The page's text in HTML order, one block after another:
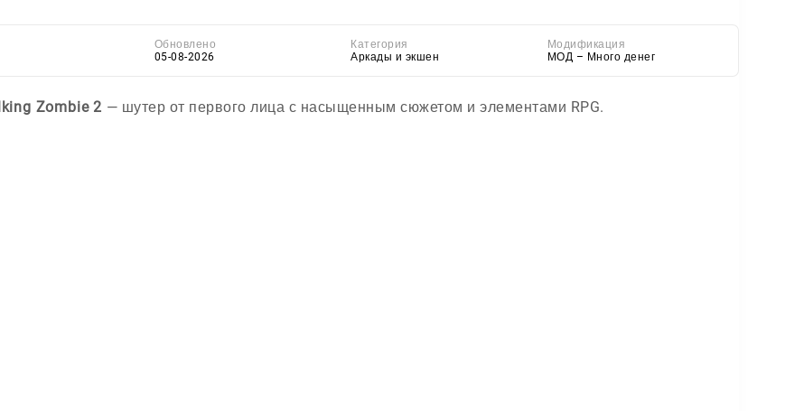
Обновлено
05-08-2026
Категория
Аркады и экшен
Модификация
МОД – Много денег
Zombie 2 — шутер от первого лица с насыщенным сюжетом и элементами RPG.